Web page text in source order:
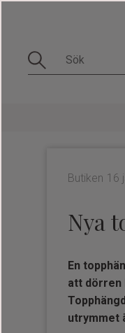
Butiken 16
Nya
En
att dörren
utrymmet